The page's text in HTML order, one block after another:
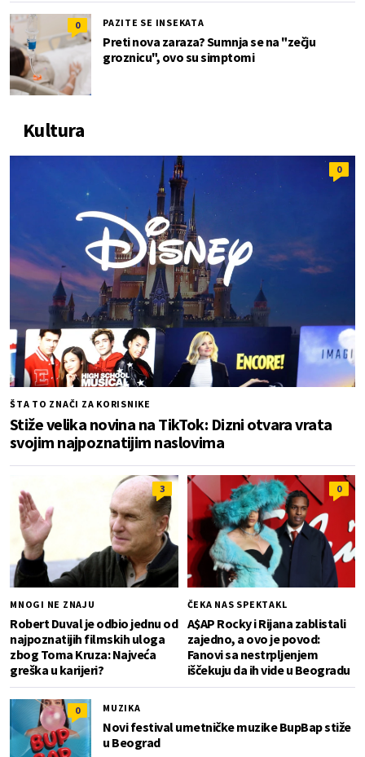
0 PAZITE SE INSEKATA
Preti nova zaraza? Sumnja se na "zečju
groznicu", ovo su simptomi
Kultura
0
ŠTA TO ZNAČI ZA KORISNIKE
Stiže velika novina na TikTok: Dizni otvara vrata
svojim najpoznatijim naslovima
3
MNOGI NE ZNAJU
Robert Duval je odbio jednu od
najpoznatijih filmskih uloga
zbog Toma Kruza: Najveća
greška u karijeri?
0
ČEKA NAS SPEKTAKL
A$AP Rocky i Rijana zablistali
zajedno, a ovo je povod:
Fanovi sa nestrpljenjem
iščekuju da ih vide u Beogradu
0 MUZIKA
Novi festival umetničke muzike BupBap stiže
u Beograd